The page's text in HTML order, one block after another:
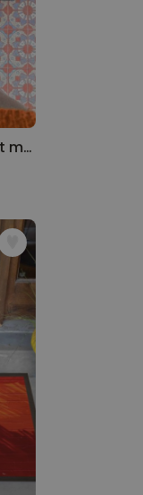
Gepersonaliseerde Deurmat met Tekst en Naam